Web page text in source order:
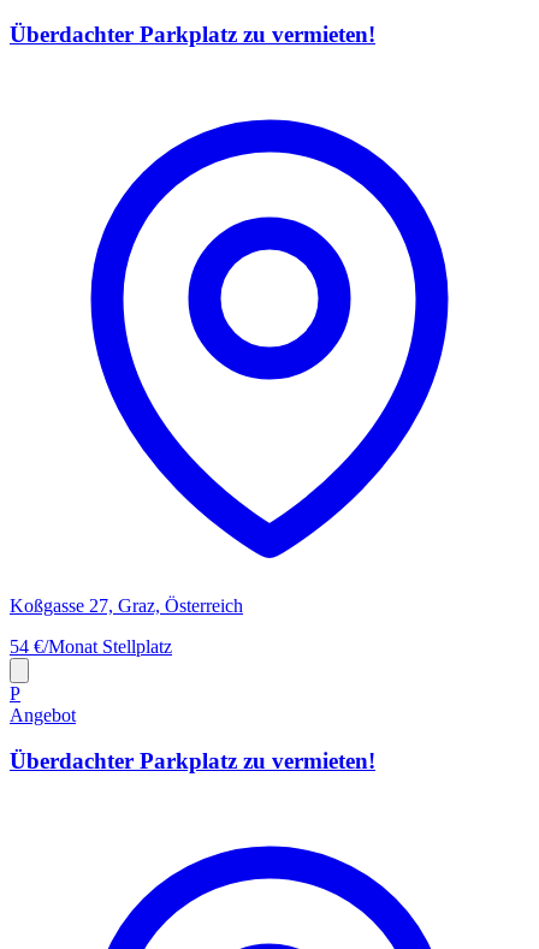
Überdachter Parkplatz zu vermieten!
Koßgasse 27, Graz, Österreich
54 €/Monat Stellplatz
P
Angebot
Überdachter Parkplatz zu vermieten!